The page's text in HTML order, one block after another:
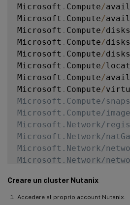
Microsoft . Compute/
Microsoft . Compute/
Microsoft . Compute/disks
Microsoft . Compute/disks
Microsoft . Compute/disks
Microsoft . Compute/
Microsoft . Compute/
Microsoft . Compute/
Microsoft.Compute/
Microsoft.Compute/
Microsoft.Network/
Microsoft.Network/
Microsoft.Network/
Microsoft.Network/
Microsoft.Network/
Microsoft.Network/
Creare un cluster Nutanix
Accedere al proprio account Nutanix.